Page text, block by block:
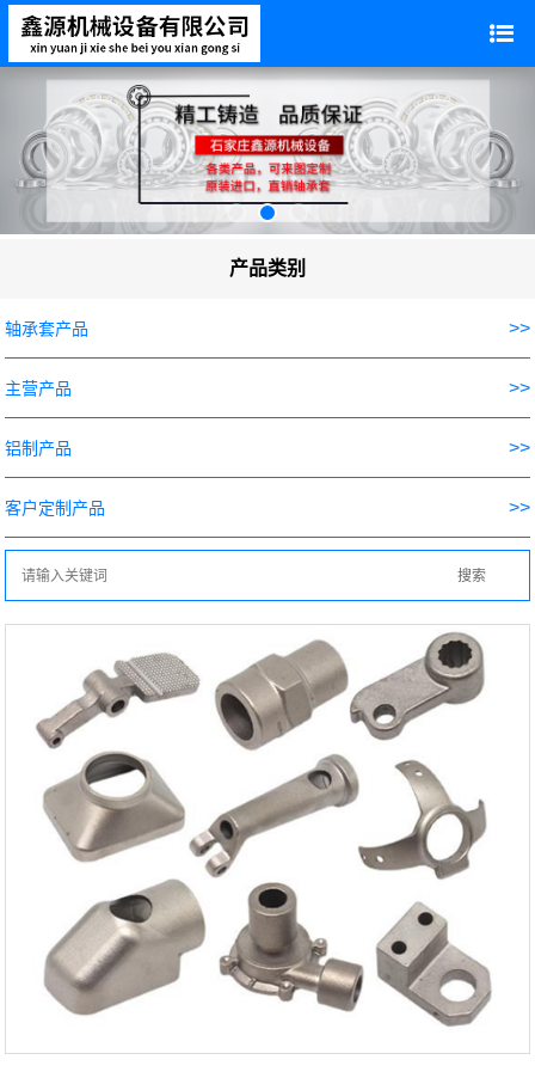
产品类别
轴承套产品 >>
主营产品 >>
铝制产品 >>
客户定制产品 >>